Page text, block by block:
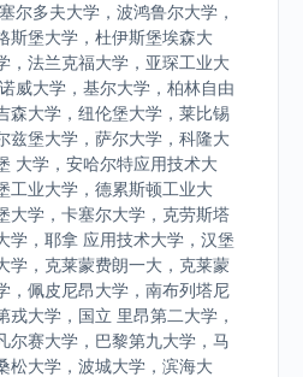
尔多夫大学，波鸿鲁尔大学，
斯堡大学，杜伊斯堡埃森大
，法兰克福大学，亚琛工业大
威大学，基尔大学，柏林自由
森大学，纽伦堡大学，莱比锡
兹堡大学，萨尔大学，科隆大
大学，安哈尔特应用技术大
工业大学，德累斯顿工业大
大学，卡塞尔大学，克劳斯塔
学，耶拿 应用技术大学，汉堡
学，克莱蒙费朗一大，克莱蒙
，佩皮尼昂大学，南布列塔尼
戎大学，国立 里昂第二大学，
尔赛大学，巴黎第九大学，马
松大学，波城大学，滨海大